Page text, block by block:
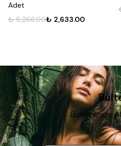
Adet
₺ 5,266.00₺ 2,633.00
Bültenimize